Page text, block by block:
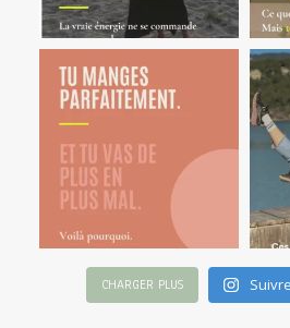
CHARGER PLUS